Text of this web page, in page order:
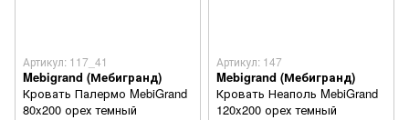
Артикул: 117_41
Mebigrand (Мебигранд)
Кровать Палермо MebiGrand
80x200 орех темный
Артикул: 147
Mebigrand (Мебигранд)
Кровать Неаполь MebiGrand
120x200 орех темный